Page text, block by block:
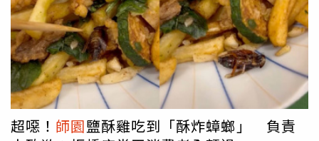
到很會點鹹酥雞的根本爽賺」、「太過分了！吃了江先生的
鹽酥雞還要公告他，讓他情何以堪」、「第一次看到鹹酥雞
福袋」、「抽到A賞」、「150鹹酥雞，根本吃到做夢都會
笑」、「太幸運了，還不用等」、「還是希望外送平台能祭
出更好的政策不然店家好辛苦」。對此，訂餐人「江先生」
本人也在底下回應，「沒關係，Uber已經退我錢了，只是
我昨天等到快餓死。」師園鹽酥雞店老闆謝富順也留言說
明，因為星期五（10日）放了颱風假，Uber Eats的系統在
超噁！ 師園鹽酥雞吃到「酥炸蟑螂」 負責